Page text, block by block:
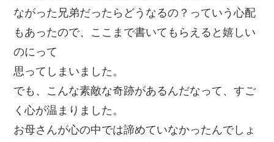
ながった兄弟だったらどうなるの？っていう心配
もあったので、ここまで書いてもらえると嬉しい
のにって
思ってしまいました。
でも、こんな素敵な奇跡があるんだなって、すご
く心が温まりました。
お母さんが心の中では諦めていなかったんでしょ